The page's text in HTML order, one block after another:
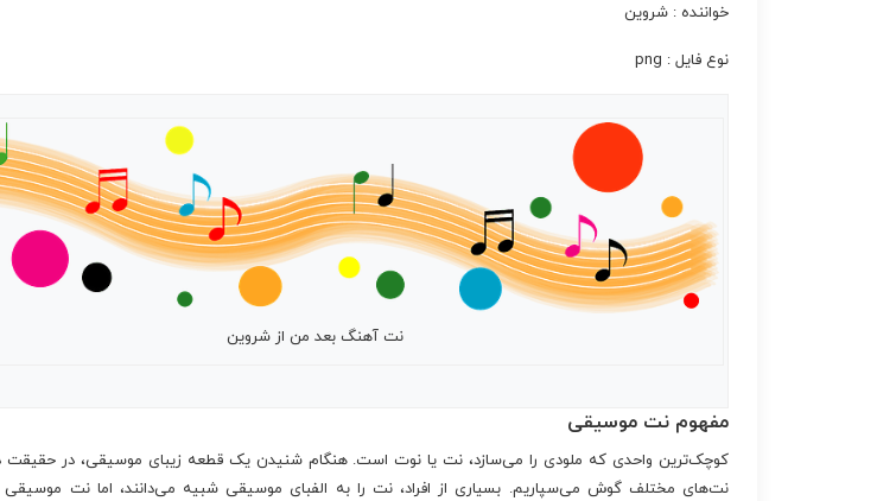
خواننده : شروین
نوع فایل : png
نت آهنگ بعد من از شروین
مفهوم نت موسیقی
کوچک‌ترین واحدی که ملودی را می‌سازد، نت یا نوت است. هنگام شنیدن یک قطعه زیبای موسیقی، در حقیقت
نت‌های مختلف گوش می‌سپاریم. بسیاری از افراد، نت را به الفبای موسیقی شبیه می‌دانند، اما نت موسیقی